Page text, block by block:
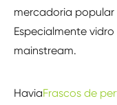
mercadoria popular
Especialmente
mainstream.
HaviaFrascos de